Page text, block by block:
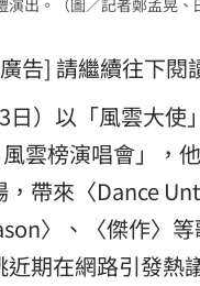
演出。（圖／記者鄭孟晃、
告] 請繼續往下
日）以「風雲大使
風雲榜演唱會」，
帶來〈Dance
〉、〈傑作〉
近期在網路引發熱